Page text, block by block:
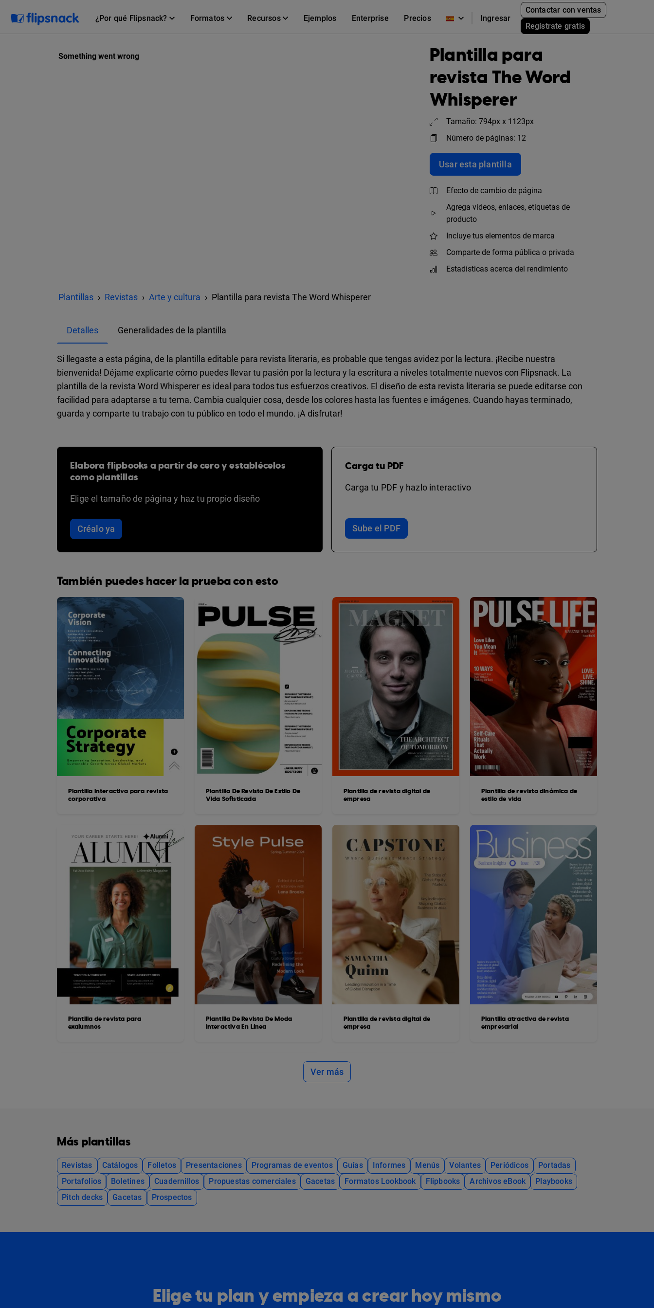
¿Por qué Flipsnack? Formatos Recursos Ejemplos Enterprise Precios Ingresar
Contactar con ventas
Regístrate gratis
Plantilla para
revista The Word
Whisperer
Tamaño: 794px x 1123px
Número de páginas: 12
Usar esta plantilla
Efecto de cambio de página
Agrega videos, enlaces, etiquetas de
producto
Incluye tus elementos de marca
Comparte de forma pública o privada
Estadísticas acerca del rendimiento
Plantillas Revistas Arte y cultura Plantilla para revista The Word Whisperer
Detalles Generalidades de la plantilla
Si llegaste a esta página, de la plantilla editable para revista literaria, es probable que tengas avidez por la lectura. ¡Recibe nuestra
bienvenida! Déjame explicarte cómo puedes llevar tu pasión por la lectura y la escritura a niveles totalmente nuevos con Flipsnack. La
plantilla de la revista Word Whisperer es ideal para todos tus esfuerzos creativos. El diseño de esta revista literaria se puede editarse con
facilidad para adaptarse a tu tema. Cambia cualquier cosa, desde los colores hasta las fuentes e imágenes. Cuando hayas terminado,
guarda y comparte tu trabajo con tu público en todo el mundo. ¡A disfrutar!
Elabora flipbooks a partir de cero y establécelos
como plantillas
Elige el tamaño de página y haz tu propio diseño
Créalo ya
Carga tu PDF
Carga tu PDF y hazlo interactivo
Sube el PDF
También puedes hacer la prueba con esto
Plantilla interactiva para revista
corporativa
Plantilla de revista para
exalumnos
Plantilla De Revista De Estilo De
Vida Sofisticada
Plantilla De Revista De Moda
Interactiva En Línea
Plantilla de revista digital de
empresa
Plantilla de revista digital de
empresa
Plantilla de revista dinámica de
estilo de vida
Plantilla atractiva de revista
empresarial
Ver más
Más plantillas
Revistas Catálogos Folletos Presentaciones Programas de eventos Guías Informes Menús Volantes Periódicos
Portadas
Portafolios
Boletines Cuadernillos Propuestas comerciales Gacetas Formatos Lookbook Flipbooks Archivos eBook
Playbooks
Pitch decks
Gacetas Prospectos
Elige tu plan y empieza a crear hoy mismo